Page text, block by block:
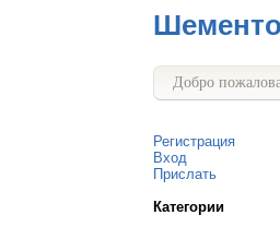
Добро
Регистрация
Вход
Прислать
Категории